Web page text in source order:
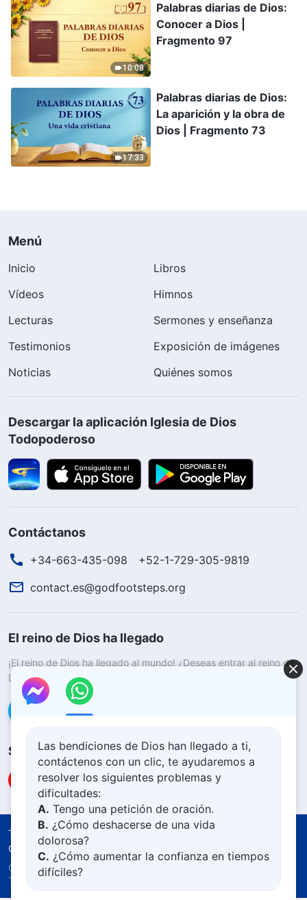
10:08
Palabras diarias de Dios:
Conocer a Dios |
Fragmento 97
17:33
Palabras diarias de Dios:
La aparición y la obra de
Dios | Fragmento 73
Menú
Inicio
Libros
Vídeos
Himnos
Lecturas
Sermones y enseñanza
Testimonios
Exposición de imágenes
Noticias
Quiénes somos
Descargar la aplicación Iglesia de Dios
Todopoderoso
Contáctanos
+34-663-435-098
+52-1-729-305-9819
contact.es@godfootsteps.org
El reino de Dios ha llegado
¡El reino de Dios ha llegado al mundo! ¿Deseas entrar al reino de
Dios? Saber más
Conéctate con nosotros en Messenger
Síguenos
Términos de uso
Política de privacidad
Créditos
Política De Cookies
Copyright © 2026
Todos los derechos reservados.
Las bendiciones de Dios han llegado a ti,
contáctenos con un clic, te ayudaremos a
resolver los siguientes problemas y
dificultades:
A. Tengo una petición de oración.
B. ¿Cómo deshacerse de una vida
dolorosa?
C. ¿Cómo aumentar la confianza en tiempos
difíciles?